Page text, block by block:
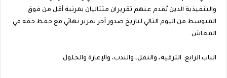
والتنفيذية الذين يُقدم عنهم تقريران متتاليان بمرتبة أقل من فوق
المتوسط من اليوم التالي لتاريخ صدور آخر تقرير نهائي مع حفظ حقه في
المعاش .
الباب الرابع: الترقية، والنقل، والندب، والإعارة والحلول